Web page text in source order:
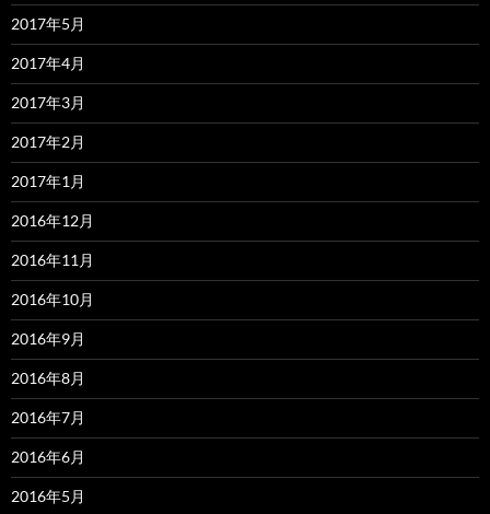
2017年5月
2017年4月
2017年3月
2017年2月
2017年1月
2016年12月
2016年11月
2016年10月
2016年9月
2016年8月
2016年7月
2016年6月
2016年5月